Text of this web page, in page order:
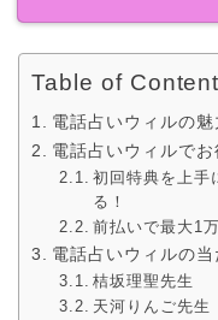
Table of
電話占いウィルの魅
電話占いウィルで
初回特典を上手
る！
前払いで最大1
電話占いウィルの
桔坂理聖先生
天河りんご先生